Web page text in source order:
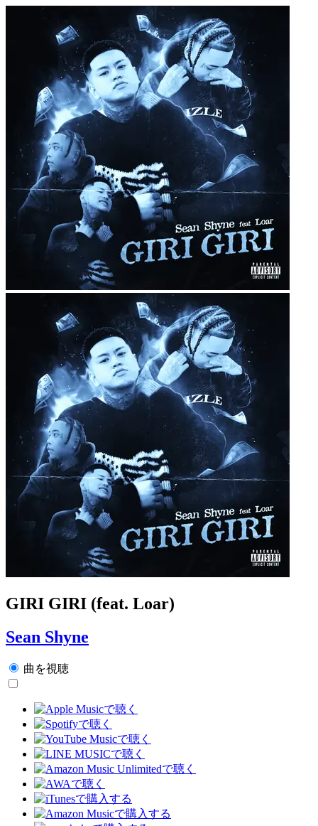
GIRI GIRI (feat. Loar)
Sean Shyne
曲を視聴